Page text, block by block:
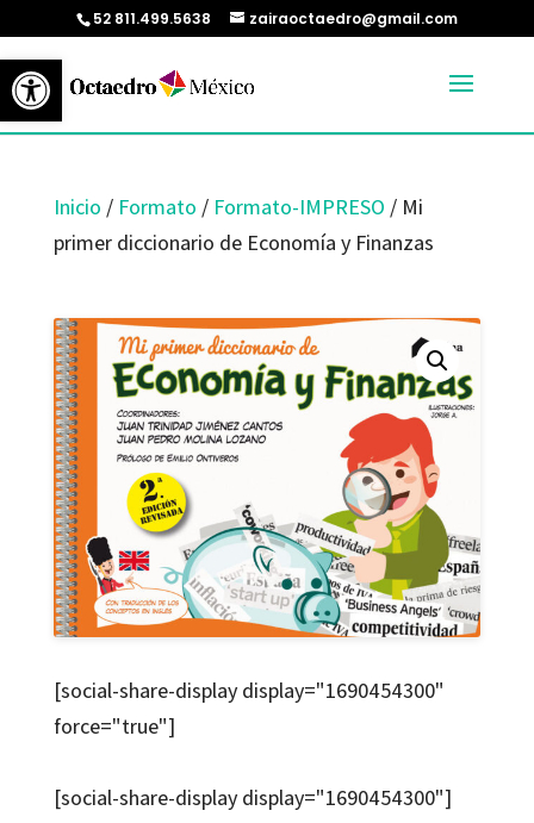
Abrir barra de herramientas
52 811.499.5638 zairaoctaedro@gmail.com
Inicio / Formato / Formato-IMPRESO / Mi
primer diccionario de Economía y Finanzas
[social-share-display display="1690454300"
force="true"]
[social-share-display display="1690454300"]